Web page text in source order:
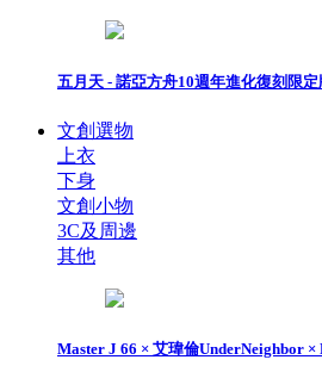
五月天 - 諾亞方舟10週年進化復刻限
文創選物
上衣
下身
文創小物
3C及周邊
其他
Master J 66 × 艾瑋倫UnderNeighbor